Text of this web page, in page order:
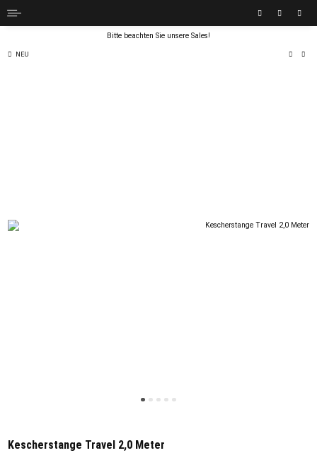
Bitte beachten Sie unsere Sales!
NEU
Kescherstange Travel 2,0 Meter